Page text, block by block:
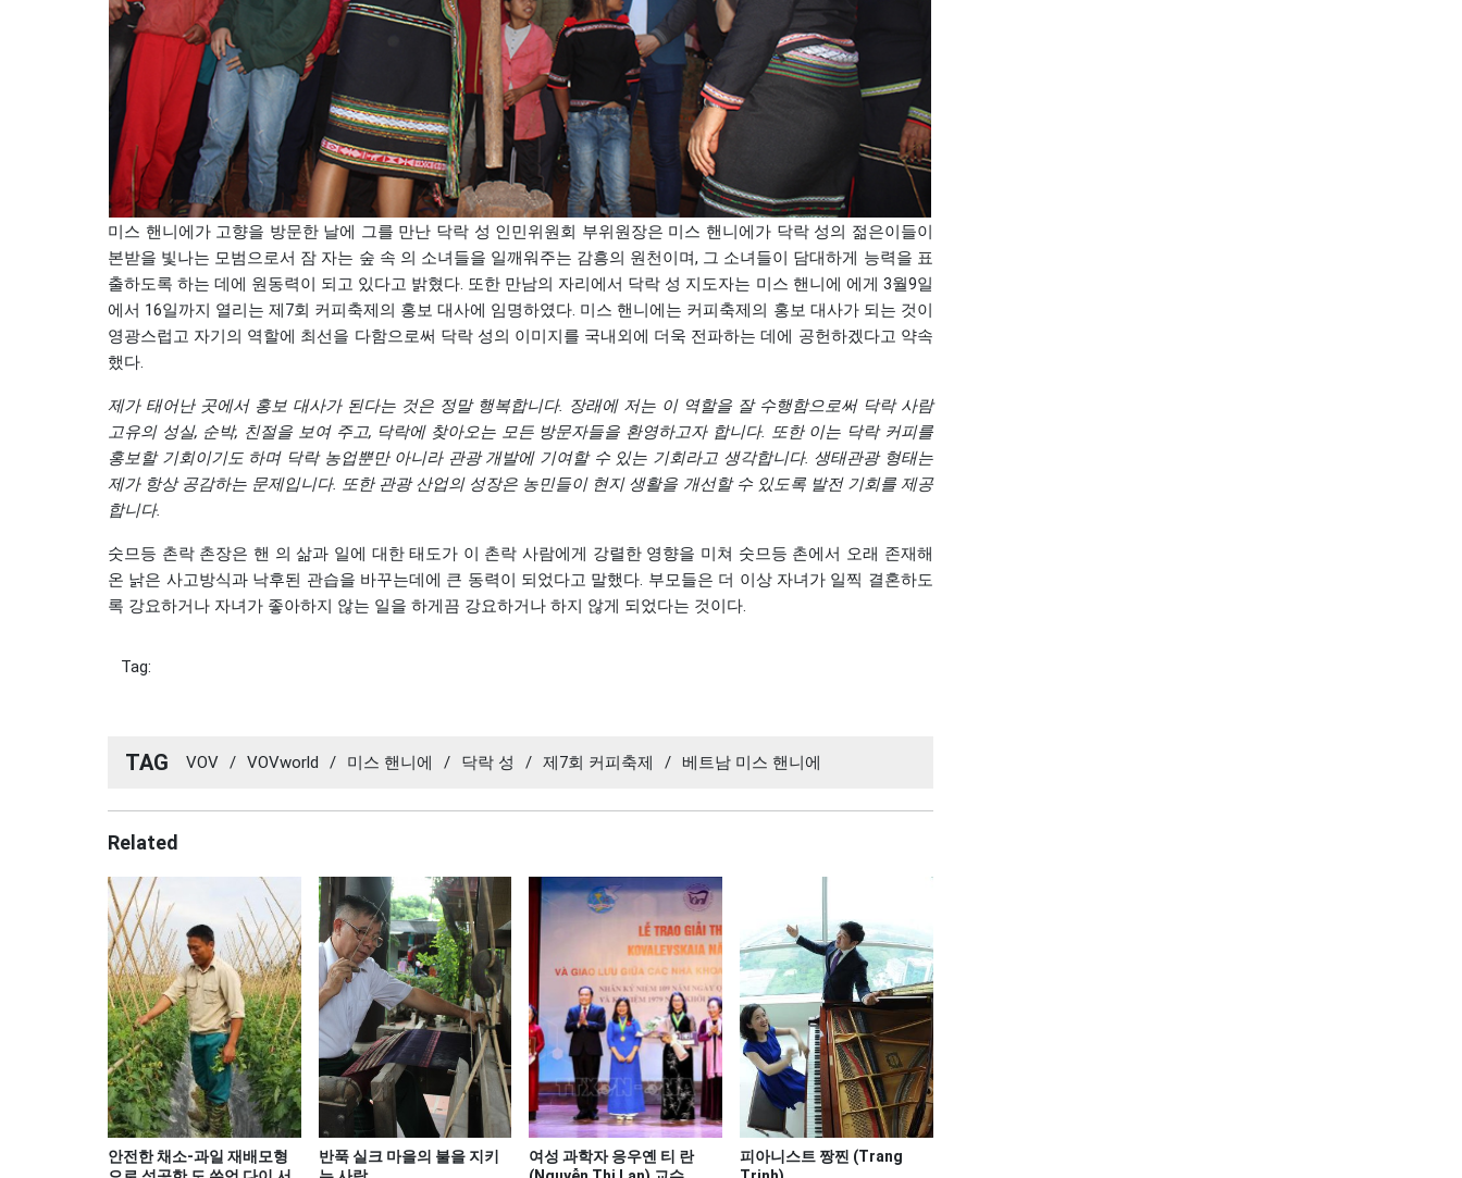
미스 핸니에가 고향을 방문한 날에 그를 만난 닥락 성 인민위원회 부위원장은 미스 핸니에가 닥락 성의 젊은이들이
본받을 빛나는 모범으로서 잠 자는 숲 속 의 소녀들을 일깨워주는 감흥의 원천이며, 그 소녀들이 담대하게 능력을 표
출하도록 하는 데에 원동력이 되고 있다고 밝혔다. 또한 만남의 자리에서 닥락 성 지도자는 미스 핸니에 에게 3월9일
에서 16일까지 열리는 제7회 커피축제의 홍보 대사에 임명하였다. 미스 핸니에는 커피축제의 홍보 대사가 되는 것이
영광스럽고 자기의 역할에 최선을 다함으로써 닥락 성의 이미지를 국내외에 더욱 전파하는 데에 공헌하겠다고 약속
했다.
제가 태어난 곳에서 홍보 대사가 된다는 것은 정말 행복합니다. 장래에 저는 이 역할을 잘 수행함으로써 닥락 사람
고유의 성실, 순박, 친절을 보여 주고, 닥락에 찾아오는 모든 방문자들을 환영하고자 합니다. 또한 이는 닥락 커피를
홍보할 기회이기도 하며 닥락 농업뿐만 아니라 관광 개발에 기여할 수 있는 기회라고 생각합니다. 생태관광 형태는
제가 항상 공감하는 문제입니다. 또한 관광 산업의 성장은 농민들이 현지 생활을 개선할 수 있도록 발전 기회를 제공
합니다.
숫므등 촌락 촌장은 핸 의 삶과 일에 대한 태도가 이 촌락 사람에게 강렬한 영향을 미쳐 숫므등 촌에서 오래 존재해
온 낡은 사고방식과 낙후된 관습을 바꾸는데에 큰 동력이 되었다고 말했다. 부모들은 더 이상 자녀가 일찍 결혼하도
록 강요하거나 자녀가 좋아하지 않는 일을 하게끔 강요하거나 하지 않게 되었다는 것이다.
Tag:
TAG VOV / VOVworld / 미스 핸니에 / 닥락 성 / 제7회 커피축제 / 베트남 미스 핸니에
Related
안전한 채소-과일 재배모형
반푹 실크 마을의 불을 지키
여성 과학자 응우옌 티 란
피아니스트 짱찐 (Trang